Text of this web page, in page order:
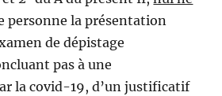
personne la présentation
de dépistage
pas à une
la covid-19, d’un justificatif